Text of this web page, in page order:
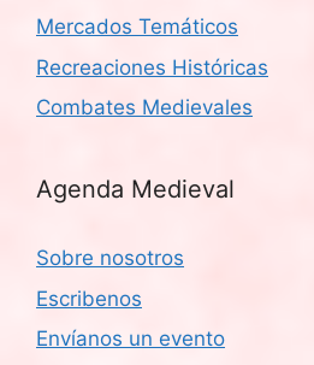
Mercados Temáticos
Recreaciones Históricas
Combates Medievales
Agenda Medieval
Sobre nosotros
Escribenos
Envíanos un evento